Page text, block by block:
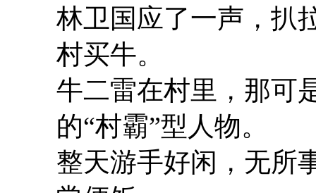
林卫国应了一声，扒
村买牛。
牛二雷在村里，那可
的“村霸”型人物。
整天游手好闲，无所